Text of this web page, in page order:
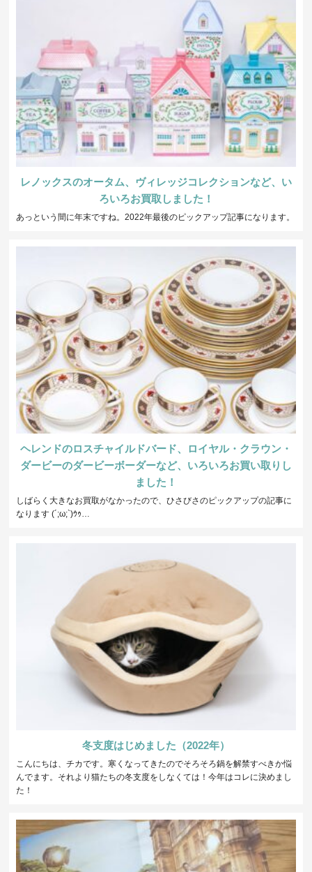
レノックスのオータム、ヴィレッジコレクションなど、い
ろいろお買取しました！
あっという間に年末ですね。2022年最後のピックアップ記事になります。
ヘレンドのロスチャイルドバード、ロイヤル・クラウン・
ダービーのダービーボーダーなど、いろいろお買い取りし
ました！
しばらく大きなお買取がなかったので、ひさびさのピックアップの記事に
なります (´;ω;`)ｳｩ…
冬支度はじめました（2022年）
こんにちは、チカです。寒くなってきたのでそろそろ鍋を解禁すべきか悩
んでます。それより猫たちの冬支度をしなくては！今年はコレに決めまし
た！